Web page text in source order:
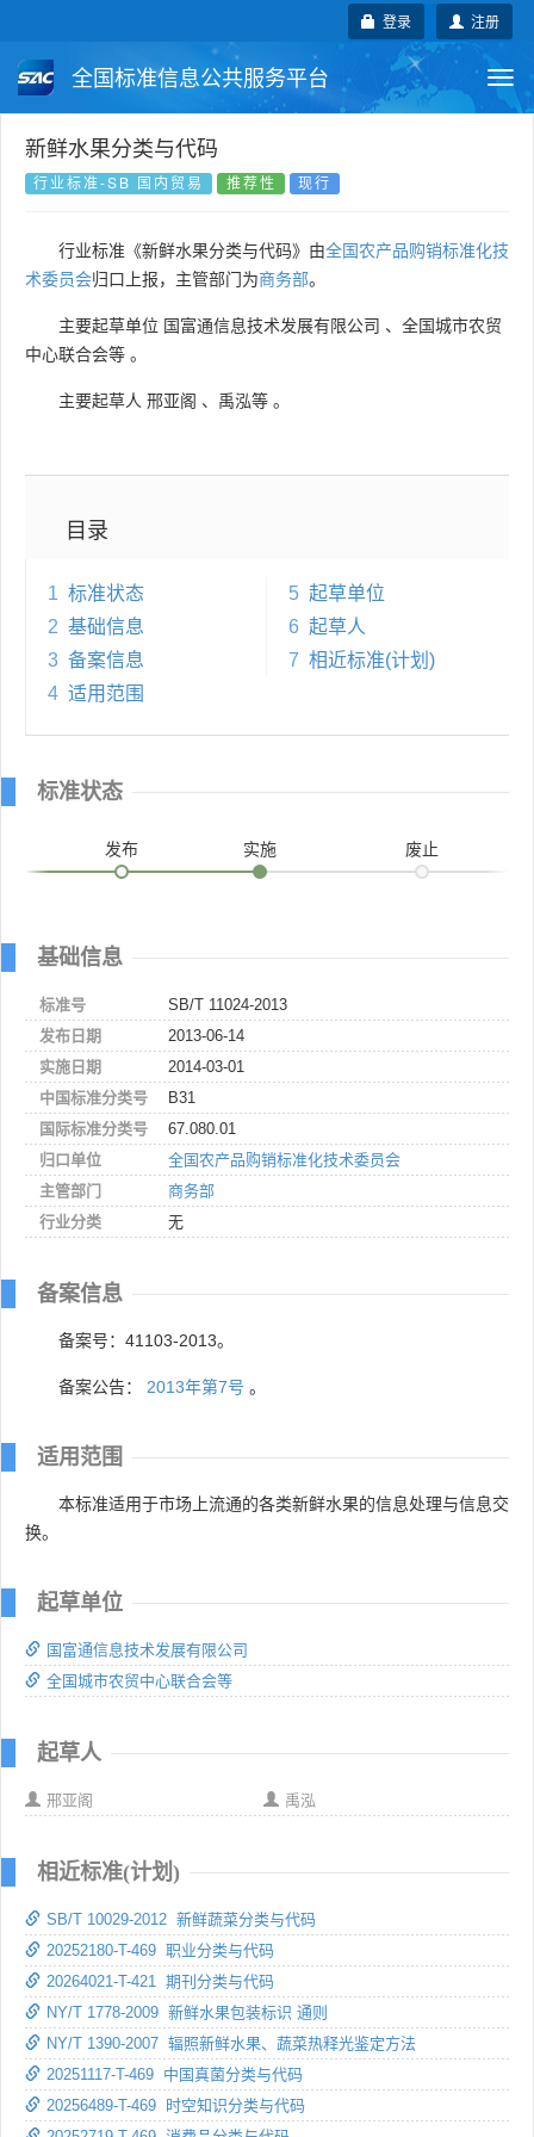
注册
登录
全国标准信息公共服务平台
国家标准
国外标准 技术委员会
新鲜水果分类与代码
行业标准-SB 国内贸易 推荐性 现行
行业标准《新鲜水果分类与代码》由全国农产品购销标准化技
术委员会归口上报，主管部门为商务部。
主要起草单位 国富通信息技术发展有限公司 、 全国城市农贸
中心联合会等 。
主要起草人 邢亚阁 、 禹泓等 。
目录
1 标准状态
2 基础信息
3 备案信息
4 适用范围
5 起草单位
6 起草人
7 相近标准(计划)
标准状态
发布 实施 废止
基础信息
标准号
SB/T 11024-2013
发布日期
2013-06-14
实施日期
2014-03-01
中国标准分类号
B31
国际标准分类号
67.080.01
归口单位
全国农产品购销标准化技术委员会
主管部门
商务部
行业分类
无
备案信息
备案号：41103-2013。
备案公告： 2013年第7号 。
适用范围
本标准适用于市场上流通的各类新鲜水果的信息处理与信息交
换。
起草单位
国富通信息技术发展有限公司
全国城市农贸中心联合会等
起草人
邢亚阁 禹泓
相近标准(计划)
SB/T 10029-2012 新鲜蔬菜分类与代码
20252180-T-469 职业分类与代码
20264021-T-421 期刊分类与代码
NY/T 1778-2009 新鲜水果包装标识 通则
NY/T 1390-2007 辐照新鲜水果、蔬菜热释光鉴定方法
20251117-T-469 中国真菌分类与代码
20256489-T-469 时空知识分类与代码